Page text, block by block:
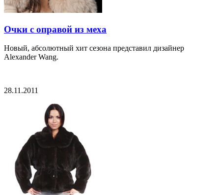
Очки с оправой из меха
Новый, абсолютный хит сезона представил дизайнер
Alexander Wang.
28.11.2011